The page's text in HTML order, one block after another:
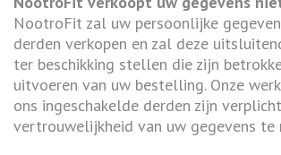
NootroFit zal uw persoonlijke
derden verkopen en zal deze
ter beschikking stellen die zijn
uitvoeren van uw bestelling. Onze
ons ingeschakelde derden zijn
vertrouwelijkheid van uw gegevens te